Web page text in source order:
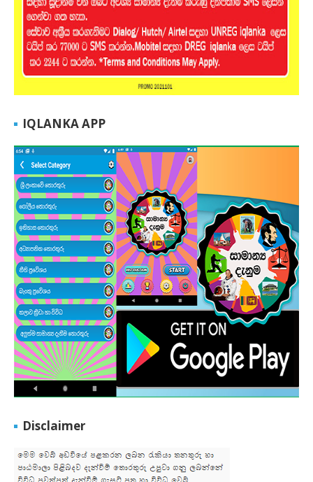
IQLANKA APP
Disclaimer